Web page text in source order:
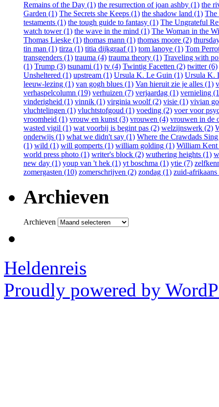
Remains of the Day (1) the resurrection of joan ashby (1) the
Garden (1) The Secrets she Keeps (1) the shadow land (1) The
testaments (1) the tough guide to fantasy (1) The Ungrateful
watch tower (1) the wave in the mind (1) The Woman in the
Thomas Lieske (1) thomas mann (1) thomas moore (2)
tin man (1) tirza (1) titia dijkgraaf (1) tom lanoye (1) Tom
transgenders (1) trauma (4) trauma theory (1) Traveling with
(1) Trump (3) tsunami (1) tv (4) Twintig Facetten (2) twitter (6)
Unsheltered (1) upstream (1) Ursula K. Le Guin (1) Ursula K.
leeuw-lezing (1) van gogh blues (1) Van hieruit zie je alles (1)
verhaspelcolumn (19) verhuizen (7) verjaardag (1) vernieling
vinderigheid (1) vinnik (1) virginia woolf (2) visie (1) vivian
vluchtelingen (1) vluchtstofgoud (1) voeding (2) voer voor
vroomheid (1) vrouw en kunst (3) vrouwen (4) vrouwen in de
wasted vigil (1) wat voorbij is begint pas (2) welzijnswerk (2)
onderwijs (1) what we didn't say (1) Where the Crawdads
(1) wild (1) will gomperts (1) william golding (1) William
world press photo (1) writer's block (2) wuthering heights (1)
new day (1) youp van 't hek (1) yt boschma (1) ytie (7)
zomergasten (10) zomerschrijven (2) zondag (1) zuid-afrikaans
Archieven
Archieven
Heldenreis
Proudly powered by